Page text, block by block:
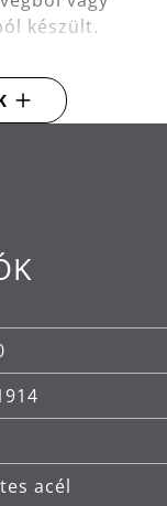
készült.
stabil,
acél